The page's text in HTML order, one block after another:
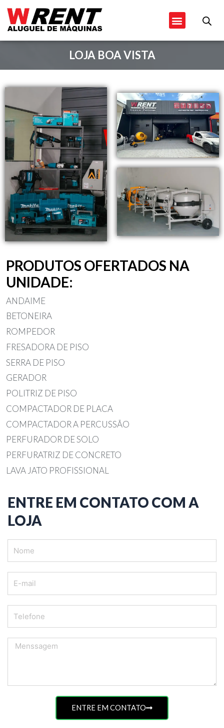
para
conteúdo
Menu
LOJA BOA VISTA
PRODUTOS OFERTADOS NA
UNIDADE:
ANDAIME
BETONEIRA
ROMPEDOR
FRESADORA DE PISO
SERRA DE PISO
GERADOR
POLITRIZ DE PISO
COMPACTADOR DE PLACA
COMPACTADOR A PERCUSSÃO
PERFURADOR DE SOLO
PERFURATRIZ DE CONCRETO
LAVA JATO PROFISSIONAL
ENTRE EM CONTATO COM A
LOJA
Menssagem
ENTRE EM CONTATO